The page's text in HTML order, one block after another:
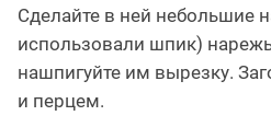
Сделайте в ней небольшие
использовали шпик)
нашпигуйте им вырезку.
и перцем.